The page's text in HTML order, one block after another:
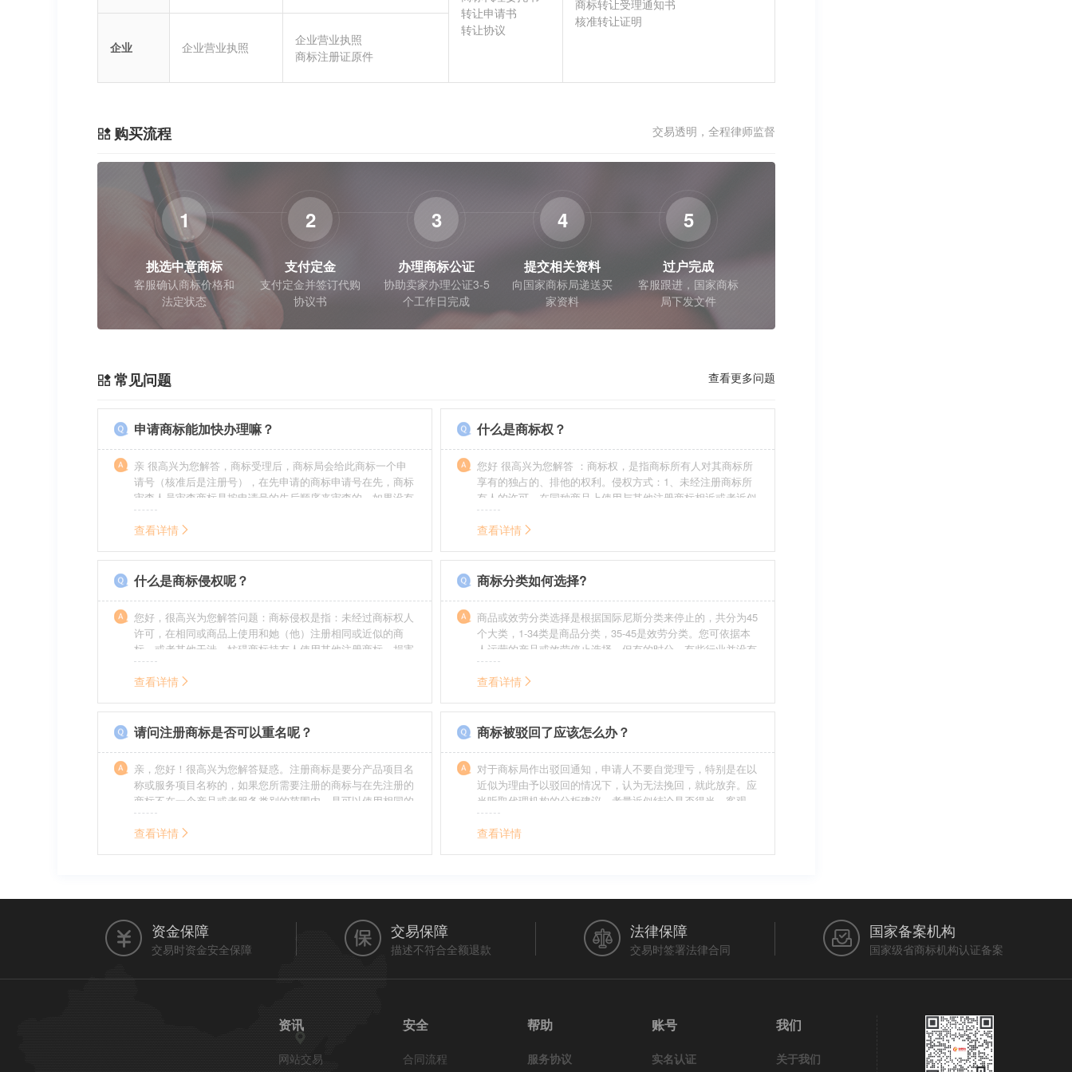
转让申请书
转让协议
商标转让受理通知书
核准转让证明
企业
企业营业执照
企业营业执照
商标注册证原件
购买流程 交易透明，全程律师监督
1
挑选中意商标
客服确认商标价格和
法定状态
2
支付定金
支付定金并签订代购
协议书
3
办理商标公证
协助卖家办理公证3-5
个工作日完成
4
提交相关资料
向国家商标局递送买
家资料
5
过户完成
客服跟进，国家商标
局下发文件
常见问题 查看更多问题
申请商标能加快办理嘛？
亲 很高兴为您解答，商标受理后，商标局会给此商标一个申
请号（核准后是注册号），在先申请的商标申请号在先，商标
审查人员审查商标是按申请号的先后顺序来审查的，如果没有
特殊情况（受理案件需要，被异议等），不会延迟也不会提
前。
查看详情
什么是商标权？
您好 很高兴为您解答 ：商标权，是指商标所有人对其商标所
享有的独占的、排他的权利。侵权方式：1、未经注册商标所
有人的许可，在同种商品上使用与其他注册商标相近或者近似
的商标。2、销售明知是假冒注册商标的商品。3、伪造、擅自
制造他人注册商标标识或者销售伪造、擅自制造的注册商标标
给他人注册商标专用权造成其他损害。
查看详情
什么是商标侵权呢？
您好，很高兴为您解答问题：商标侵权是指：未经过商标权人
许可，在相同或商品上使用和她（他）注册相同或近似的商
标，或者其他干涉、妨碍商标持有人使用其他注册商标，损害
商标持有人合法权益的其他行为。侵权的人通常需要承担侵权
的责任，明知侵权的行为的人要承担赔偿的责任。情节严重
查看详情
商标分类如何选择?
商品或效劳分类选择是根据国际尼斯分类来停止的，共分为45
个大类，1-34类是商品分类，35-45是效劳分类。您可依据本
人运营的产品或效劳停止选择。但有的时分，有些行业并没有
在分类表中明白列出，而且也无法由一个分类就完整包含进
去，这就呈现了跨类别的状况，对这样的行业要特别留意，假
无法全面的停止维护。
查看详情
请问注册商标是否可以重名呢？
亲，您好！很高兴为您解答疑惑。注册商标是要分产品项目名
称或服务项目名称的，如果您所需要注册的商标与在先注册的
商标不在一个产品或者服务类别的范围内，是可以使用相同的
名称的。希望我的回答能帮到您。
查看详情
商标被驳回了应该怎么办？
对于商标局作出驳回通知，申请人不要自觉理亏，特别是在以
近似为理由予以驳回的情况下，认为无法挽回，就此放弃。应
当听取代理机构的分析建议，考量近似结论是否得当、客观，
最终决定是选择放弃还是进行复审，从而最大限度的维护自身
利益（很多商标最后取得成功都是复审争取来的，审查员作出
查看详情
资金保障
交易时资金安全保障
交易保障
描述不符合全额退款
法律保障
交易时签署法律合同
国家备案机构
国家级省商标机构认证备案
资讯
网站交易
安全
合同流程
帮助
服务协议
账号
实名认证
我们
关于我们